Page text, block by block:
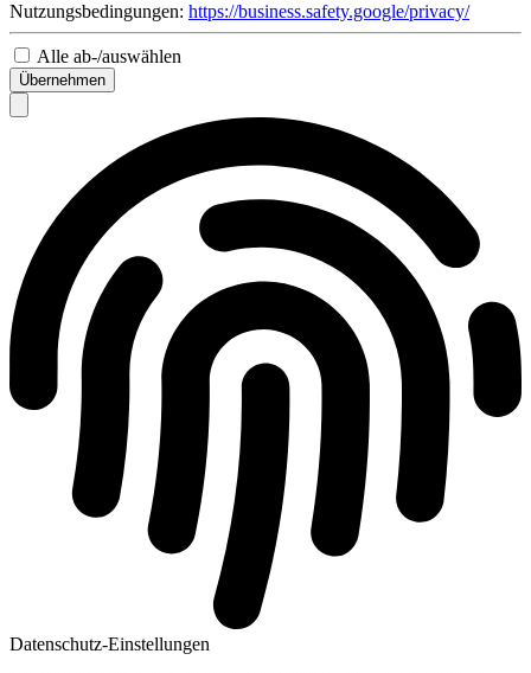
Nutzungsbedingungen: https://business.safety.google/privacy/
Alle ab-/auswählen
Übernehmen
Datenschutz-Einstellungen